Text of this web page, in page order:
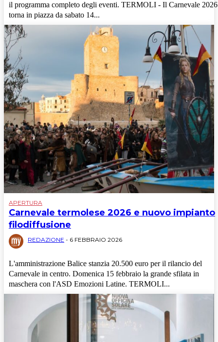
il programma completo degli eventi. TERMOLI - Il Carnevale 2026
torna in piazza da sabato 14...
APERTURA
Carnevale termolese 2026 e nuovo impianto
filodiffusione
REDAZIONE - 6 FEBBRAIO 2026
L'amministrazione Balice stanzia 20.500 euro per il rilancio del
Carnevale in centro. Domenica 15 febbraio la grande sfilata in
maschera con l'ASD Emozioni Latine. TERMOLI...